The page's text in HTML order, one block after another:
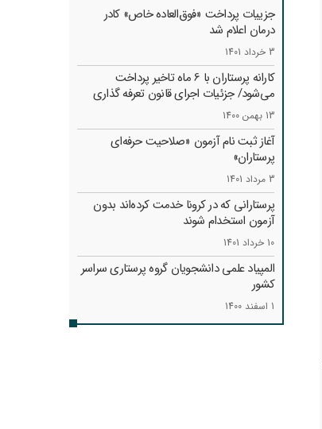
جزییات پرداخت «فوق‌العاده خاص» کادر
درمان اعلام شد
3 خرداد 1401
کارانه‌ پرستاران با 6 ماه تاخیر پرداخت
می‌شود/ جزئیات اجرای قانون تعرفه گذاری
13 بهمن 1400
آغاز ثبت نام آزمون «صلاحیت حرفه‌ای
پرستاران»
3 مرداد 1401
پرستارانی که در کرونا خدمت کرد‌ه‌اند بدون
آزمون استخدام شوند
10 خرداد 1401
المپیاد علمی دانشجویان گروه پرستاری سراسر
کشور
1 اسفند 1400